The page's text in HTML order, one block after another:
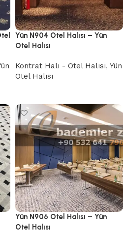
Yün N904 Otel Halısı – Yün
Otel Halısı
Kontrat Halı - Otel Halısı, Yün
Otel Halısı
Yün N906 Otel Halısı – Yün
Otel Halısı